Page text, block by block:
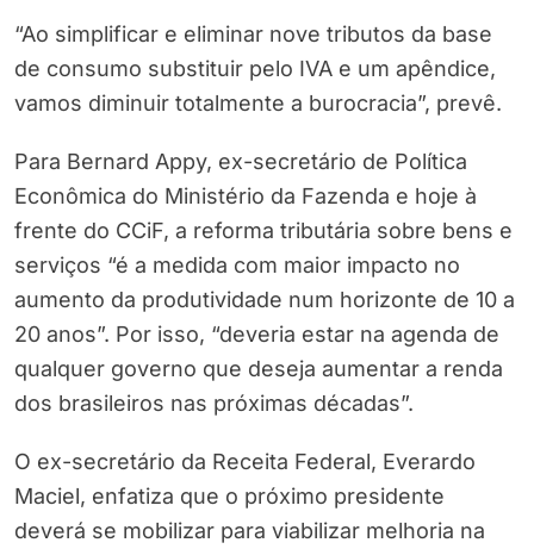
“Ao simplificar e eliminar nove tributos da base
de consumo substituir pelo IVA e um apêndice,
vamos diminuir totalmente a burocracia”, prevê.
Para Bernard Appy, ex-secretário de Política
Econômica do Ministério da Fazenda e hoje à
frente do CCiF, a reforma tributária sobre bens e
serviços “é a medida com maior impacto no
aumento da produtividade num horizonte de 10 a
20 anos”. Por isso, “deveria estar na agenda de
qualquer governo que deseja aumentar a renda
dos brasileiros nas próximas décadas”.
O ex-secretário da Receita Federal, Everardo
Maciel, enfatiza que o próximo presidente
deverá se mobilizar para viabilizar melhoria na